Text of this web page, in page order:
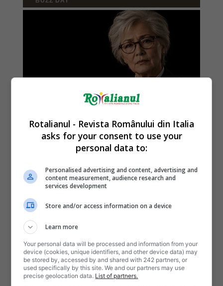
Rotalianul - Revista Românului din Italia
asks for your consent to use your
personal data to:
Personalised advertising and content, advertising and
content measurement, audience research and
services development
Store and/or access information on a device
Learn more
Your personal data will be processed and information from your
device (cookies, unique identifiers, and other device data) may
be stored by, accessed by and shared with 242 partners, or
used specifically by this site. We and our partners may use
precise geolocation data. List of partners.